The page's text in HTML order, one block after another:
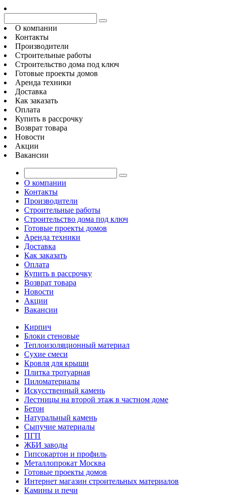
О компании
Контакты
Производители
Строительные работы
Строительство дома под ключ
Готовые проекты домов
Аренда техники
Доставка
Как заказать
Оплата
Купить в рассрочку
Возврат товара
Новости
Акции
Вакансии
О компании
Контакты
Производители
Строительные работы
Строительство дома под ключ
Готовые проекты домов
Аренда техники
Доставка
Как заказать
Оплата
Купить в рассрочку
Возврат товара
Новости
Акции
Вакансии
Кирпич
Блоки стеновые
Теплоизоляционный материал
Сухие смеси
Кровля для крыши
Плитка тротуарная
Пиломатериалы
Искусственный камень
Лестницы на второй этаж в частном доме
Бетон
Натуральный камень
Сыпучие материалы
ПГП
ЖБИ заводы
Гипсокартон и профиль
Металлопрокат Москва
Готовые проекты домов
Интернет магазин строительных материалов
Камины и печи